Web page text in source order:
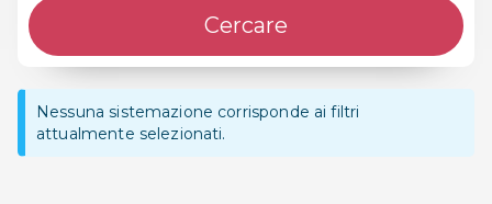
Cercare
Nessuna sistemazione corrisponde ai filtri
attualmente selezionati.